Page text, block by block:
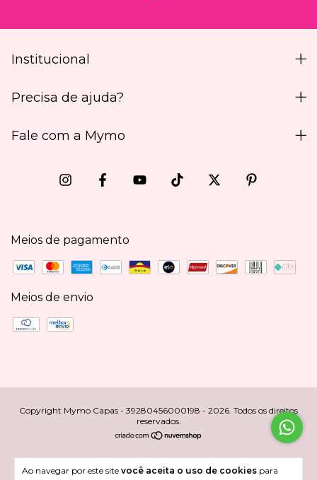
Ao navegar por este site você aceita o uso de cookies para
Institucional
Precisa de ajuda?
Fale com a Mymo
Meios de pagamento
Meios de envio
Copyright Mymo Capas - 39280456000198 - 2026. Todos os direitos
reservados.